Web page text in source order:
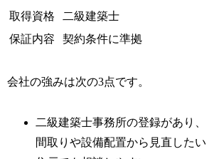
取得資格
二級建築士
保証内容
契約条件に準拠
会社の強みは次の3点です。
二級建築士事務所の登録があり、
間取りや設備配置から見直したい